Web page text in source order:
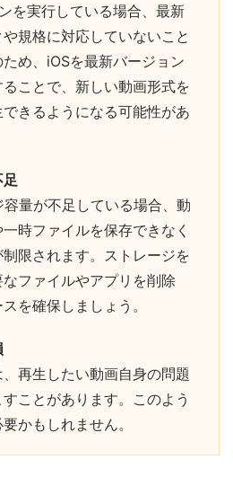
を実行している場合、最新
規格に対応していないこと
め、iOSを最新バージョン
ことで、新しい動画形式を
きるようになる可能性があ
足
量が不足している場合、動
時ファイルを保存できなく
限されます。ストレージを
ファイルやアプリを削除
を確保しましょう。
再生したい動画自身の問題
ことがあります。このよう
かもしれません。